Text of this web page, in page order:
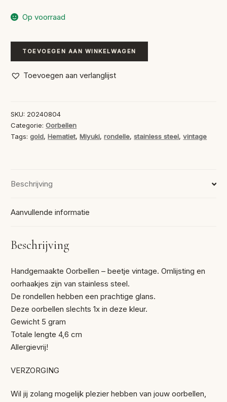
Op voorraad
Handgemaakte
Oorbellen
Hematiet/Gold
TOEVOEGEN AAN WINKELWAGEN
Toevoegen aan verlanglijst
SKU: 20240804
Categorie:Oorbellen
Tags:gold,Hematiet,Miyuki,rondelle,stainless steel,vintage
Beschrijving
Aanvullende informatie
Beschrijving
Handgemaakte Oorbellen – beetje vintage. Omlijsting en
oorhaakjes zijn van stainless steel.
De rondellen hebben een prachtige glans.
Deze oorbellen slechts 1x in deze kleur.
Gewicht 5 gram
Totale lengte 4,6 cm
Allergievrij!
VERZORGING
Wil jij zolang mogelijk plezier hebben van jouw oorbellen,